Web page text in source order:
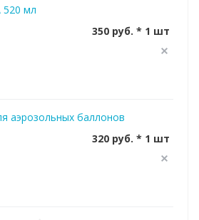
520 мл
350 руб. * 1 шт
аэрозольных баллонов
320 руб. * 1 шт